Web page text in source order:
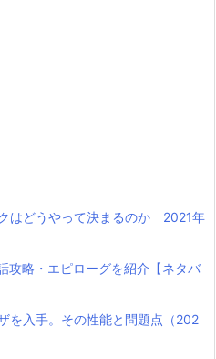
はどうやって決まるのか 2021年
攻略・エピローグを紹介【ネタバ
を入手。その性能と問題点（202